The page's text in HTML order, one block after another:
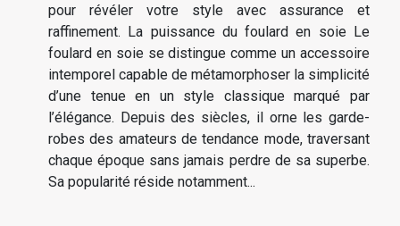
pour révéler votre style avec assurance et
raffinement. La puissance du foulard en soie Le
foulard en soie se distingue comme un accessoire
intemporel capable de métamorphoser la simplicité
d’une tenue en un style classique marqué par
l’élégance. Depuis des siècles, il orne les garde-
robes des amateurs de tendance mode, traversant
chaque époque sans jamais perdre de sa superbe.
Sa popularité réside notamment...